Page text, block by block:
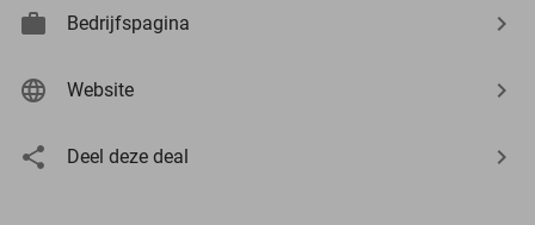
Bedrijfspagina
Website
Deel deze deal